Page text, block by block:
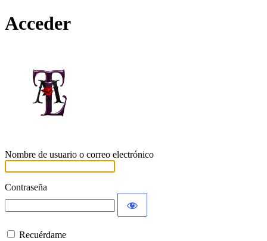
Acceder
Nombre de usuario o correo electrónico
Contraseña
Recuérdame